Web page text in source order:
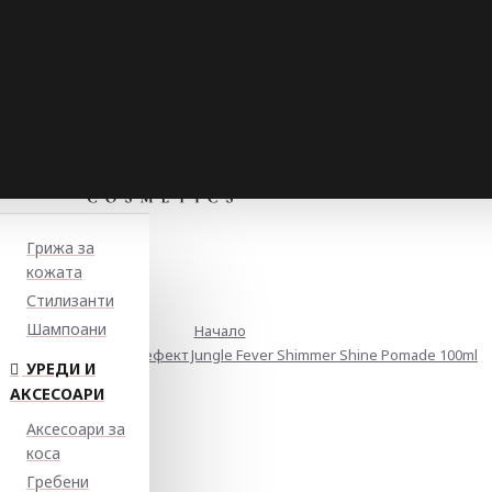
Грижа за
кожата
Стилизанти
Шампоани
УРЕДИ И
АКСЕСОАРИ
Аксесоари за
коса
Гребени
Начало
за коса с бляскав ефект Jungle Fever Shimmer Shine Pomade 100ml